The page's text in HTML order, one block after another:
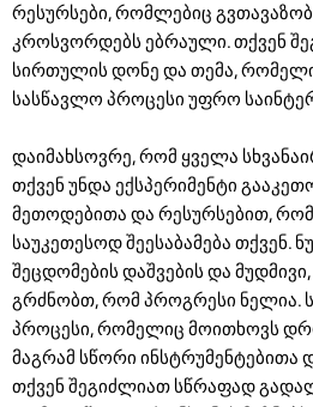
რესურსები, რომლებიც
კროსვორდებს ებრაული. თქვენ
სირთულის დონე და თემა,
სასწავლო პროცესი უფრო
დაიმახსოვრე, რომ ყველა
თქვენ უნდა ექსპერიმენტი
მეთოდებითა და რესურსებით,
საუკეთესოდ შეესაბამება თქვენ.
შეცდომების დაშვების და მუდმივი,
გრძნობთ, რომ პროგრესი ნელია.
პროცესი, რომელიც მოითხოვს
მაგრამ სწორი
თქვენ შეგიძლიათ სწრაფად